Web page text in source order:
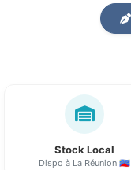
Stock Local
Dispo à La Réunion 🇷🇪